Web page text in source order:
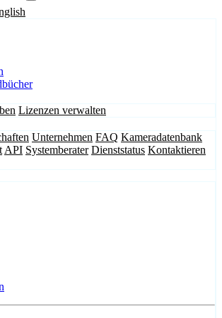
Lizenzen verwalten
Unternehmen FAQ Kameradatenbank
API Systemberater Dienststatus Kontaktieren